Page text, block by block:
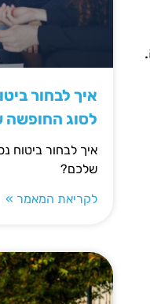
איך לבחור
לסוג
איך לבחור ביטוח
שלכם?
לקריאת המאמר »